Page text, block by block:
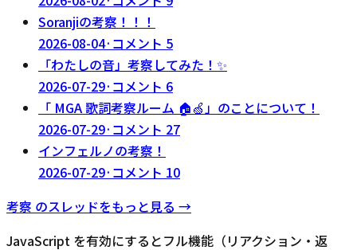
Soranjiの考察！！！
2026-08-04· コメント 5
「わたしの音」考察してみた！✨
2026-07-29· コメント 6
「 MGA 歌詞考察ルーム 🏠🍏」のことについて！
2026-07-29· コメント 27
インフェルノの考察！
2026-07-29· コメント 10
考察 のスレッドをもっと見る →
JavaScript を有効にするとフル機能（リアクション・返